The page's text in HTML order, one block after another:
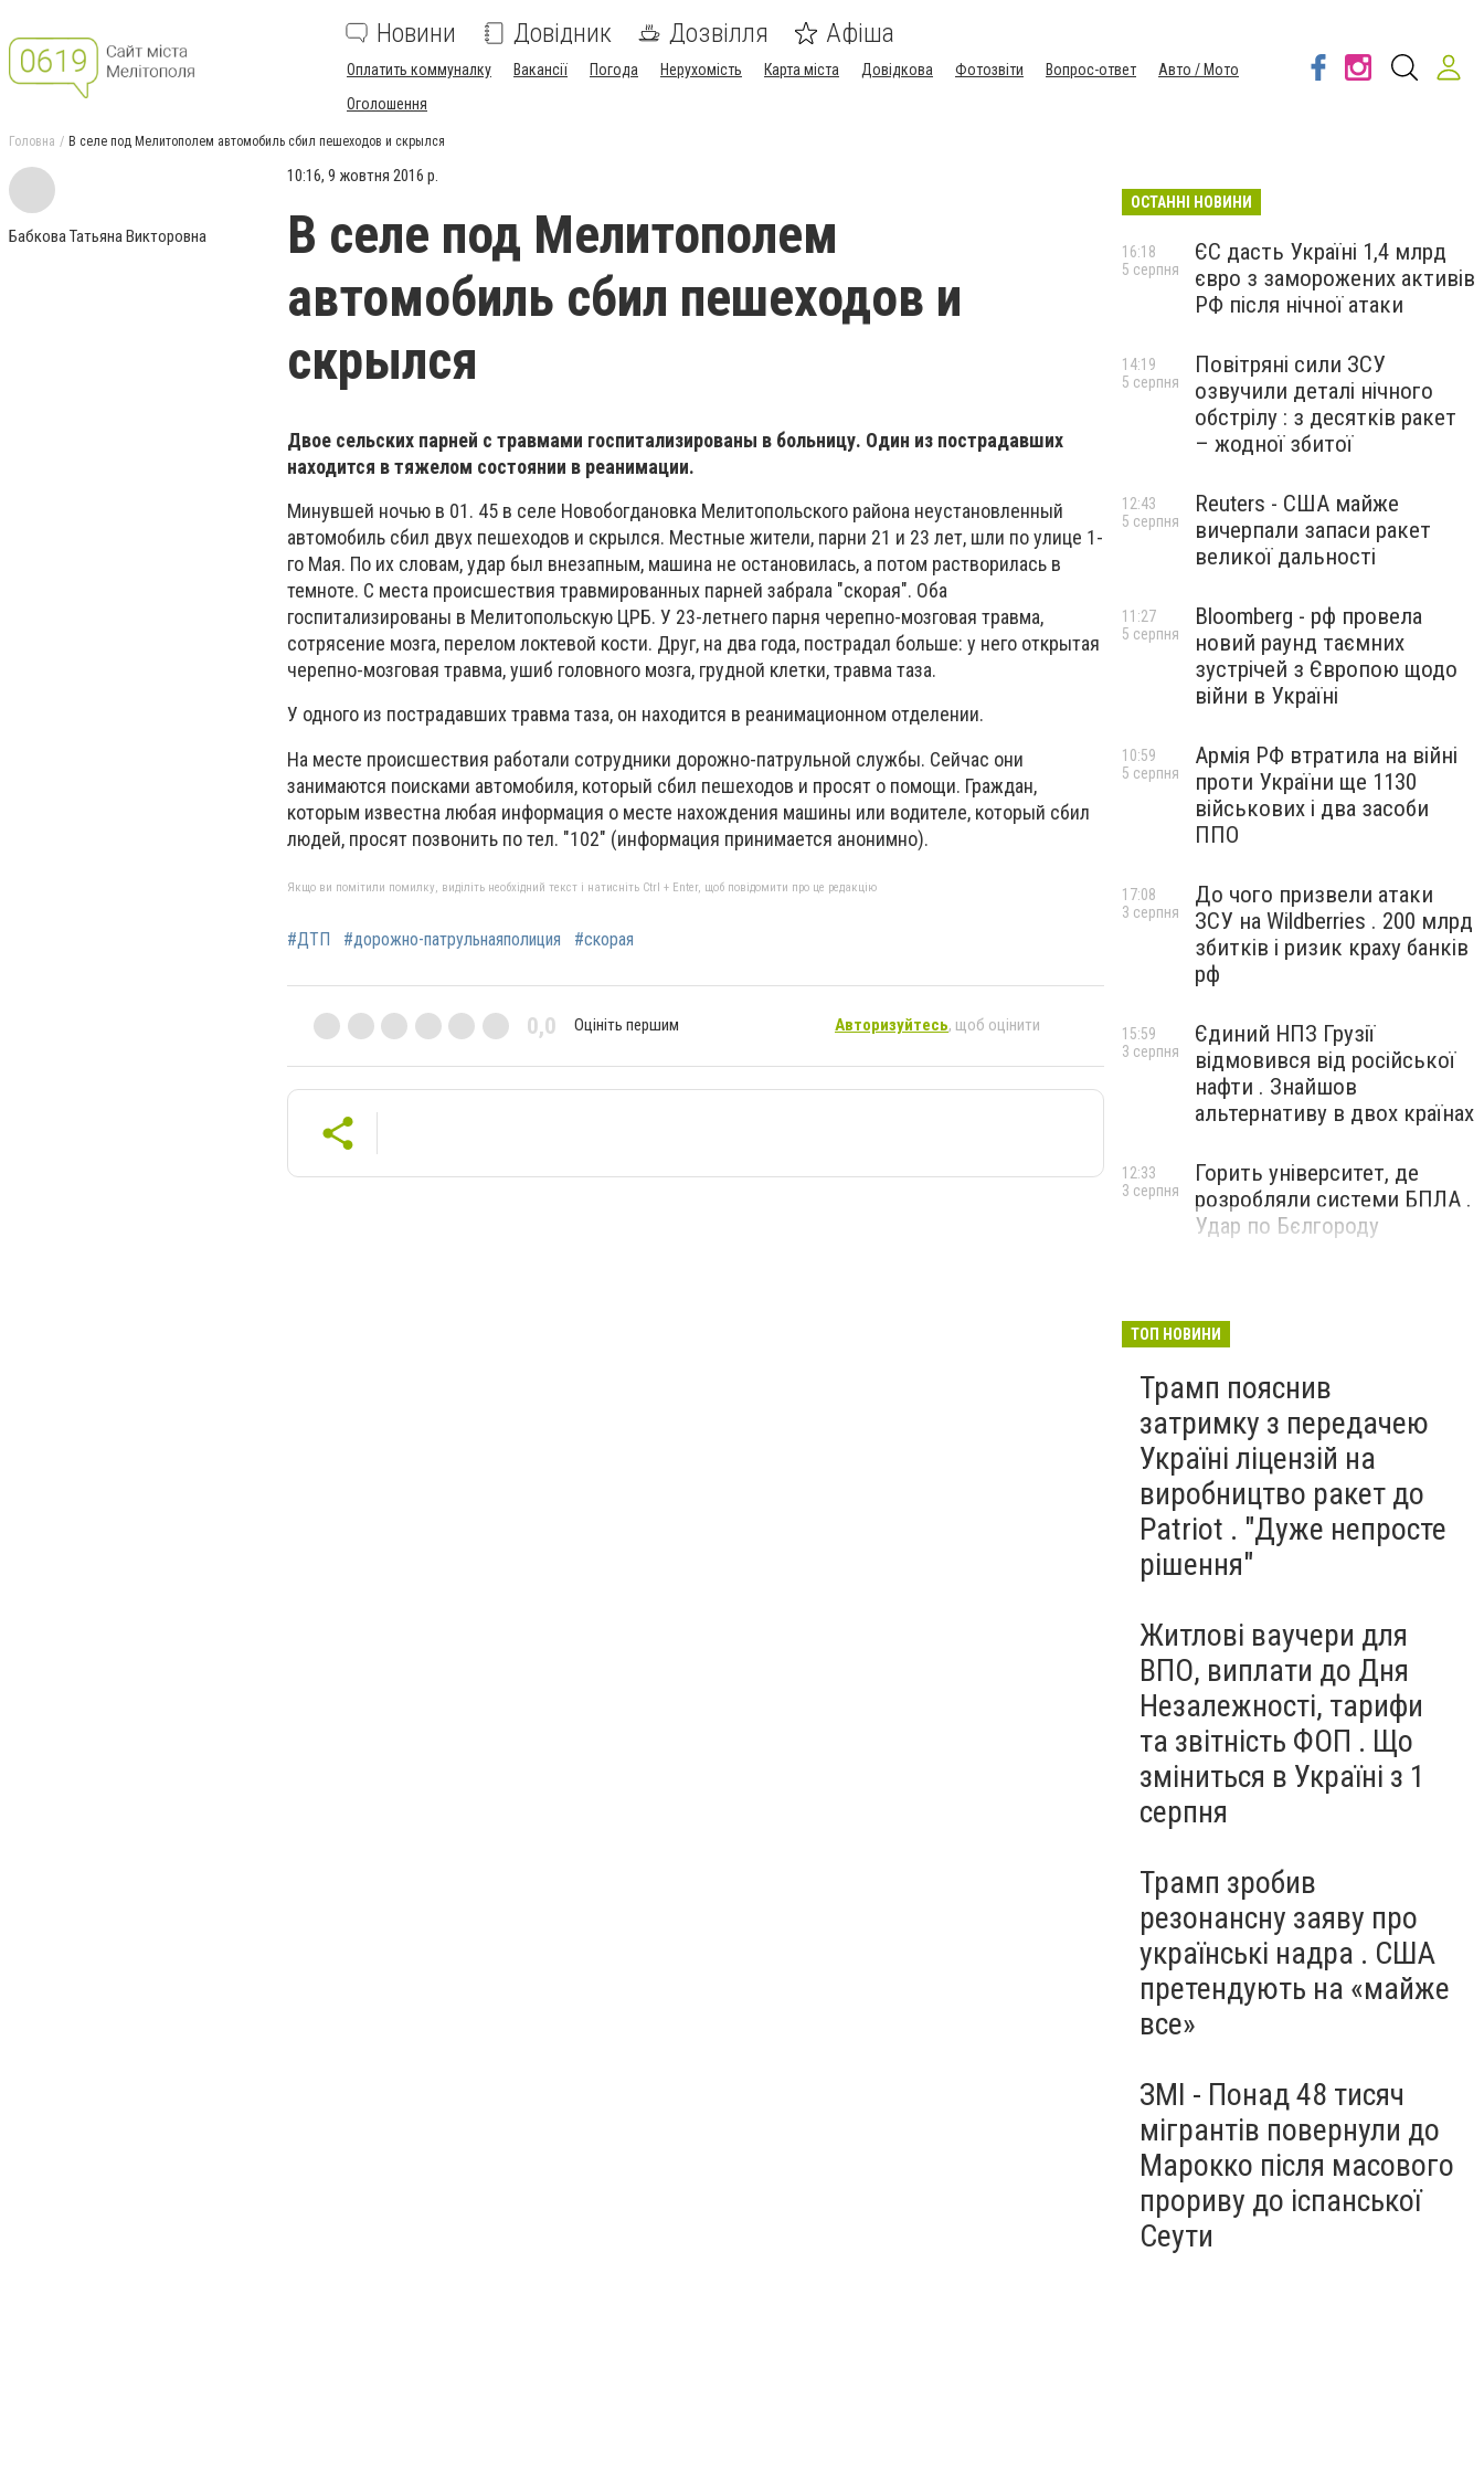
Новини Довідник Дозвілля Афіша
Оплатить коммуналку Вакансії Погода Нерухомість Карта міста Довідкова Фотозвіти Вопрос-ответ
Авто / Мото
Оголошення
Головна В селе под Мелитополем автомобиль сбил пешеходов и скрылся
Бабкова Татьяна Викторовна
10:16, 9 жовтня 2016 р.
В селе под Мелитополем
автомобиль сбил пешеходов и
скрылся
Двое сельских парней с травмами госпитализированы в больницу. Один из пострадавших
находится в тяжелом состоянии в реанимации.
Минувшей ночью в 01. 45 в селе Новобогдановка Мелитопольского района неустановленный
автомобиль сбил двух пешеходов и скрылся. Местные жители, парни 21 и 23 лет, шли по улице 1-
го Мая. По их словам, удар был внезапным, машина не остановилась, а потом растворилась в
темноте. С места происшествия травмированных парней забрала "скорая". Оба
госпитализированы в Мелитопольскую ЦРБ. У 23-летнего парня черепно-мозговая травма,
сотрясение мозга, перелом локтевой кости. Друг, на два года, пострадал больше: у него открытая
черепно-мозговая травма, ушиб головного мозга, грудной клетки, травма таза.
У одного из пострадавших травма таза, он находится в реанимационном отделении.
На месте происшествия работали сотрудники дорожно-патрульной службы. Сейчас они
занимаются поисками автомобиля, который сбил пешеходов и просят о помощи. Граждан,
которым известна любая информация о месте нахождения машины или водителе, который сбил
людей, просят позвонить по тел. "102" (информация принимается анонимно).
Якщо ви помітили помилку, виділіть необхідний текст і натисніть Ctrl + Enter, щоб повідомити про це редакцію
#ДТП #дорожно-патрульнаяполиция #скорая
0,0 Оцініть першим Авторизуйтесь, щоб оцінити
ОСТАННІ НОВИНИ
ЄС дасть Україні 1,4 млрд
євро з заморожених активів
РФ після нічної атаки
16:18
5 серпня
Повітряні сили ЗСУ
озвучили деталі нічного
обстрілу : з десятків ракет
– жодної збитої
14:19
5 серпня
Reuters - США майже
вичерпали запаси ракет
великої дальності
12:43
5 серпня
Bloomberg - рф провела
новий раунд таємних
зустрічей з Європою щодо
війни в Україні
11:27
5 серпня
Армія РФ втратила на війні
проти України ще 1130
військових і два засоби
ППО
10:59
5 серпня
До чого призвели атаки
ЗСУ на Wildberries . 200 млрд
збитків і ризик краху банків
рф
17:08
3 серпня
Єдиний НПЗ Грузії
відмовився від російської
нафти . Знайшов
альтернативу в двох країнах
15:59
3 серпня
Горить університет, де
розробляли системи БПЛА .
Удар по Бєлгороду
12:33
3 серпня
ТОП НОВИНИ
Трамп пояснив
затримку з передачею
Україні ліцензій на
виробництво ракет до
Patriot . "Дуже непросте
рішення"
Житлові ваучери для
ВПО, виплати до Дня
Незалежності, тарифи
та звітність ФОП . Що
зміниться в Україні з 1
серпня
Трамп зробив
резонансну заяву про
українські надра . США
претендують на «майже
все»
ЗМІ - Понад 48 тисяч
мігрантів повернули до
Марокко після масового
прориву до іспанської
Сеути